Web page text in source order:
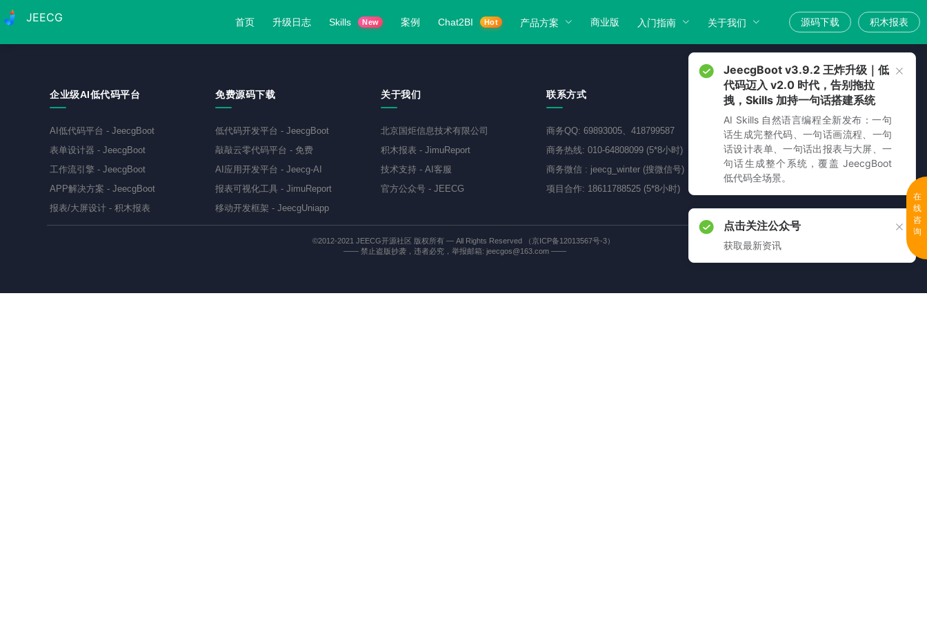
JEECG 首页 升级日志 Skills New 案例 Chat2BI Hot 产品方案 商业版 入门指南 关于我们 源码下载 积木报表
企业级AI低代码平台
AI低代码平台 - JeecgBoot
表单设计器 - JeecgBoot
工作流引擎 - JeecgBoot
APP解决方案 - JeecgBoot
报表/大屏设计 - 积木报表
免费源码下载
低代码开发平台 - JeecgBoot
敲敲云零代码平台 - 免费
AI应用开发平台 - Jeecg-AI
报表可视化工具 - JimuReport
移动开发框架 - JeecgUniapp
关于我们
北京国炬信息技术有限公司
积木报表 - JimuReport
技术支持 - AI客服
官方公众号 - JEECG
联系方式
商务QQ: 69893005、418799587
商务热线: 010-64808099 (5*8小时)
商务微信 : jeecg_winter (搜微信号)
项目合作: 18611788525 (5*8小时)
©2012-2021 JEECG开源社区 版权所有 — All Rights Reserved
（京ICP备12013567号-3）
—— 禁止盗版抄袭，违者必究，举报邮箱: jeecgos@163.com ——
在
线
咨
询
JeecgBoot v3.9.2 王炸升级｜低
代码迈入 v2.0 时代，告别拖拉
拽，Skills 加持一句话搭建系统
AI Skills 自然语言编程全新发布：一句
话生成完整代码、一句话画流程、一句
话设计表单、一句话出报表与大屏、一
句话生成整个系统，覆盖 JeecgBoot
低代码全场景。
点击关注公众号
获取最新资讯